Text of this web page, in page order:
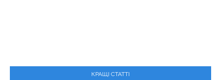
КРАЩІ СТАТТІ